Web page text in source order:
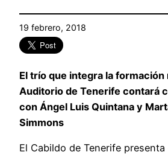
19 febrero, 2018
El trío que integra la
Auditorio de Tenerife contará
con Ángel Luis Quintana y
Simmons
El Cabildo de Tenerife